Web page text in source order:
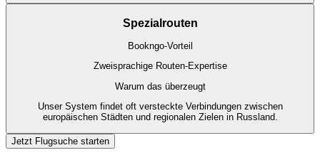
Spezialrouten
Bookngo-Vorteil
Zweisprachige Routen-Expertise
Warum das überzeugt
Unser System findet oft versteckte Verbindungen zwischen
europäischen Städten und regionalen Zielen in Russland.
Jetzt Flugsuche starten